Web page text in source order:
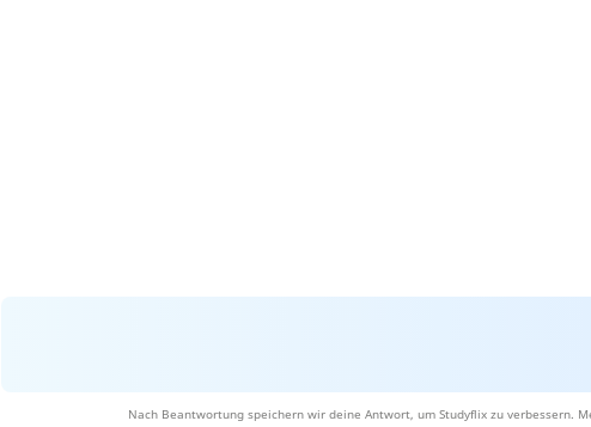
Nach Beantwortung speichern wir deine Antwort, um Studyflix zu verbessern.